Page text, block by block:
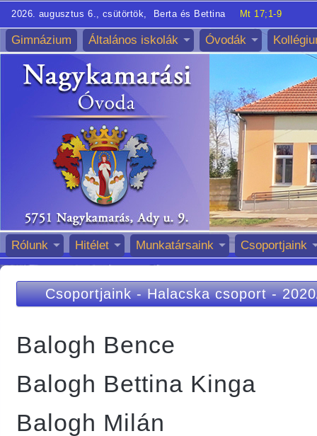
2026. augusztus 6., csütörtök, Berta és Bettina Mt 17;1-9
Gimnázium Általános iskolák Óvodák
Rólunk Hitélet Munkatársaink Csoportjaink
Csoportjaink-Halacska csoport-
Balogh Bence
Balogh Bettina Kinga
Balogh Milán